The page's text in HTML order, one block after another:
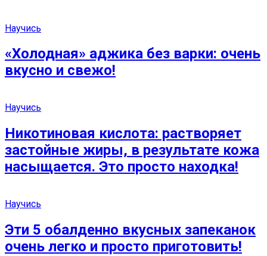
Научись
«Холодная» аджика без варки: очень
вкусно и свежо!
Научись
Никотиновая кислота: растворяет
застойные жиры, в результате кожа
насыщается. Это просто находка!
Научись
Эти 5 обалденно вкусных запеканок
очень легко и просто приготовить!